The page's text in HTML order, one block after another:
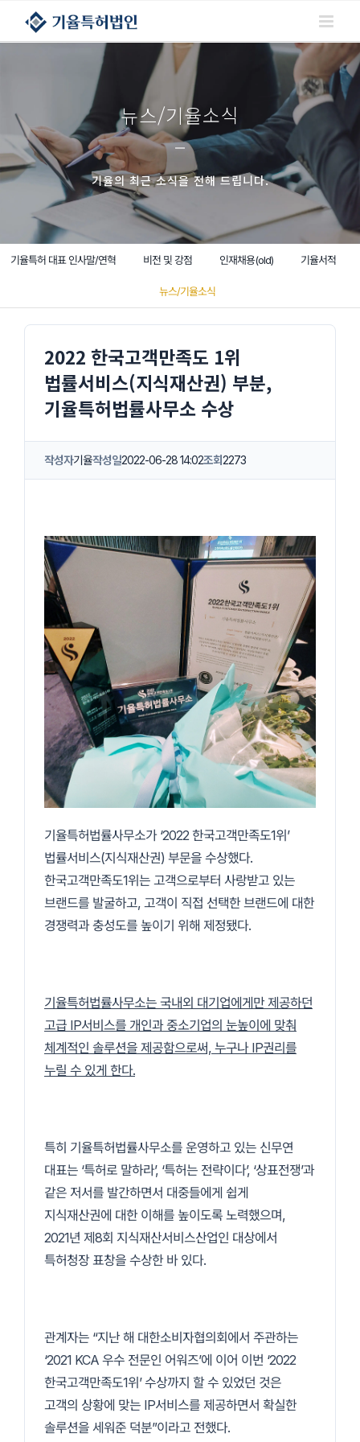
콘텐츠로
건너뛰기
뉴스/기율소식
기율의 최근 소식을 전해 드립니다.
기율특허 대표 인사말/연혁 비전 및 강점 인재채용(old) 기율서적
뉴스/기율소식
2022 한국고객만족도 1위
법률서비스(지식재산권) 부분,
기율특허법률사무소 수상
작성자기율작성일2022-06-28 14:02조회2273
기율특허법률사무소가 ‘2022 한국고객만족도1위’
법률서비스(지식재산권) 부문을 수상했다.
한국고객만족도1위는 고객으로부터 사랑받고 있는
브랜드를 발굴하고, 고객이 직접 선택한 브랜드에 대한
경쟁력과 충성도를 높이기 위해 제정됐다.
기율특허법률사무소는 국내외 대기업에게만 제공하던
고급 IP서비스를 개인과 중소기업의 눈높이에 맞춰
체계적인 솔루션을 제공함으로써, 누구나 IP권리를
누릴 수 있게 한다.
특히 기율특허법률사무소를 운영하고 있는 신무연
대표는 ‘특허로 말하라’, ‘특허는 전략이다’, ‘상표전쟁’과
같은 저서를 발간하면서 대중들에게 쉽게
지식재산권에 대한 이해를 높이도록 노력했으며,
2021년 제8회 지식재산서비스산업인 대상에서
특허청장 표창을 수상한 바 있다.
관계자는 “지난 해 대한소비자협의회에서 주관하는
‘2021 KCA 우수 전문인 어워즈’에 이어 이번 ‘2022
한국고객만족도1위’ 수상까지 할 수 있었던 것은
고객의 상황에 맞는 IP서비스를 제공하면서 확실한
솔루션을 세워준 덕분”이라고 전했다.